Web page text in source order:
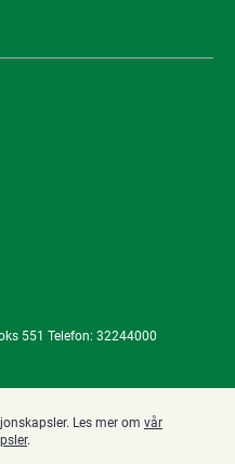
551 Telefon: 32244000
Les mer om vår
.